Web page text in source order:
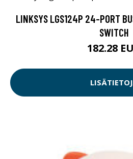
LINKSYS LGS124P 24-PORT
SWITCH
182.28